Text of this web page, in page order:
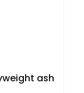
ash